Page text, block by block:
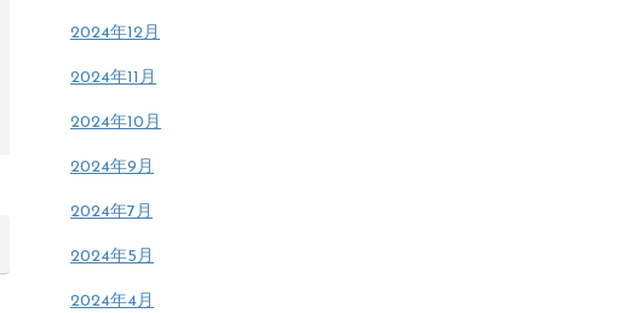
2024年12月
2024年11月
2024年10月
2024年9月
2024年7月
2024年5月
2024年4月